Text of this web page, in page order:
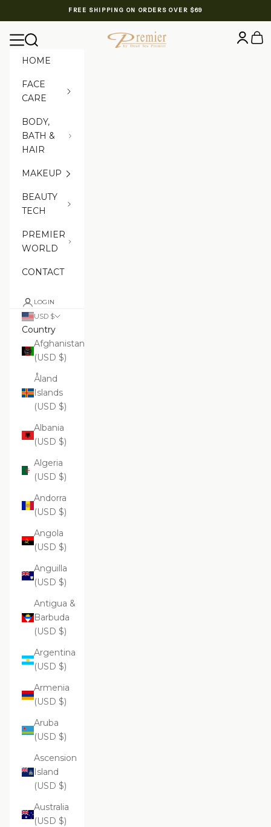
FREE SHIPPING ON ORDERS OVER $69
Premier Dead Sea International Website
Navigation menu
Search Login
Cart
HOME
FACE
CARE
BODY,
BATH &
HAIR
MAKEUP
BEAUTY
TECH
PREMIER
WORLD
CONTACT
LOGIN
USD $
Country
Afghanistan
(USD $)
Åland
Islands
(USD $)
Albania
(USD $)
Algeria
(USD $)
Andorra
(USD $)
Angola
(USD $)
Anguilla
(USD $)
Antigua &
Barbuda
(USD $)
Argentina
(USD $)
Armenia
(USD $)
Aruba
(USD $)
Ascension
Island
(USD $)
Australia
(USD $)